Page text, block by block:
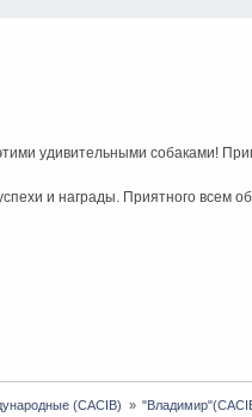
удивительными собаками!
и награды. Приятного всем
(CACIB) »